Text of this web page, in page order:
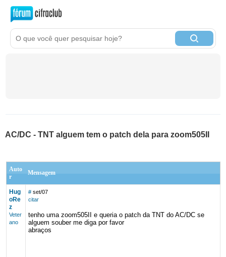
AC/DC - TNT alguem tem o patch dela para zoom505II
Auto
r
Mensagem
Hug
oRe
z
Veter
ano
# set/07
citar
tenho uma zoom505II e queria o patch da TNT do AC/DC se
alguem souber me diga por favor
abraços